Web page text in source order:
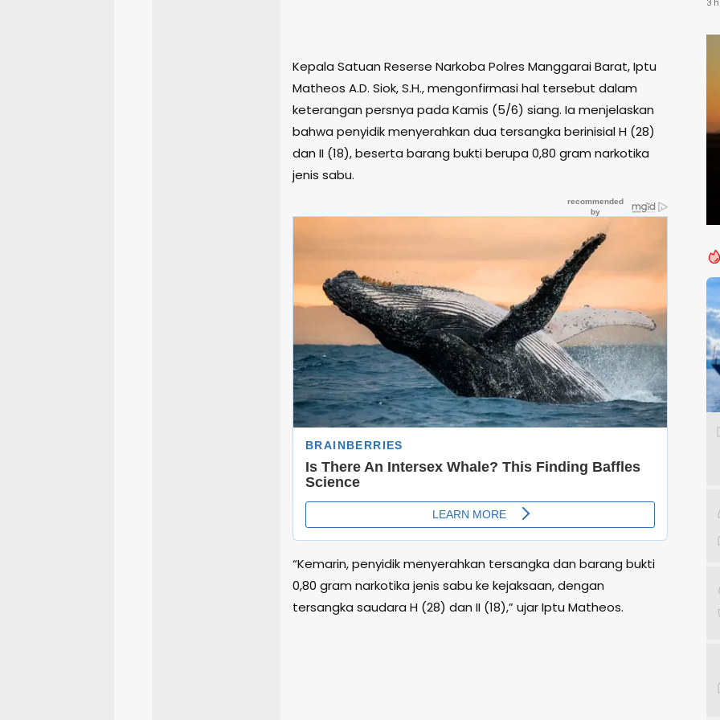
Kepala Satuan Reserse Narkoba Polres Manggarai Barat, Iptu
Matheos A.D. Siok, S.H., mengonfirmasi hal tersebut dalam
keterangan persnya pada Kamis (5/6) siang. Ia menjelaskan
bahwa penyidik menyerahkan dua tersangka berinisial H (28)
dan II (18), beserta barang bukti berupa 0,80 gram narkotika
jenis sabu.
“Kemarin, penyidik menyerahkan tersangka dan barang bukti
0,80 gram narkotika jenis sabu ke kejaksaan, dengan
tersangka saudara H (28) dan II (18),” ujar Iptu Matheos.
3